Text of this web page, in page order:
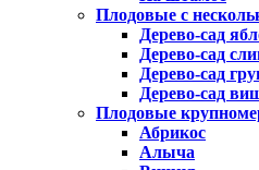
Плодовые с
Дерево-сад
Дерево-сад
Дерево-сад
Дерево-сад
Плодовые
Абрикос
Алыча